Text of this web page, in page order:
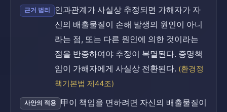
근거 법리
인과관계가 사실상 추정되면 가해자가 자
신의 배출물질이 손해 발생의 원인이 아니
라는 점, 또는 다른 원인에 의한 것이라는
점을 반증하여야 추정이 복멸된다. 증명책
임이 가해자에게 사실상 전환된다. (환경정
책기본법 제44조)
사안의 적용
甲이 책임을 면하려면 자신의 배출물질이